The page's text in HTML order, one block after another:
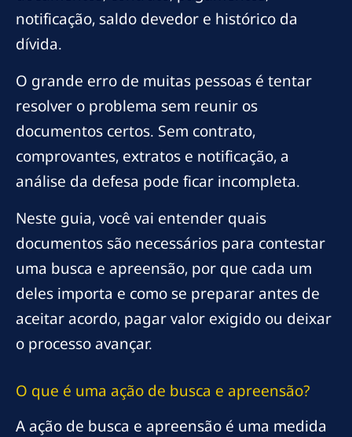
notificação, saldo devedor e histórico da
dívida.
O grande erro de muitas pessoas é tentar
resolver o problema sem reunir os
documentos certos. Sem contrato,
comprovantes, extratos e notificação, a
análise da defesa pode ficar incompleta.
Neste guia, você vai entender quais
documentos são necessários para contestar
uma busca e apreensão, por que cada um
deles importa e como se preparar antes de
aceitar acordo, pagar valor exigido ou deixar
o processo avançar.
O que é uma ação de busca e apreensão?
A ação de busca e apreensão é uma medida